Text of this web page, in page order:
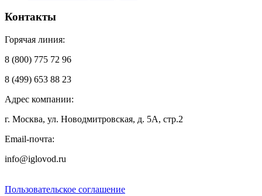
Контакты
Горячая линия:
8 (800) 775 72 96
8 (499) 653 88 23
Адрес компании:
г. Москва, ул. Новодмитровская, д. 5А, стр.2
Email-почта:
info@iglovod.ru
Пользовательское соглашение